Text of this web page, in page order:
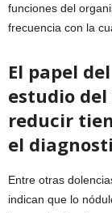
funciones del
frecuencia con la
El papel
estudio
reducir
el
Entre otras
indican que lo